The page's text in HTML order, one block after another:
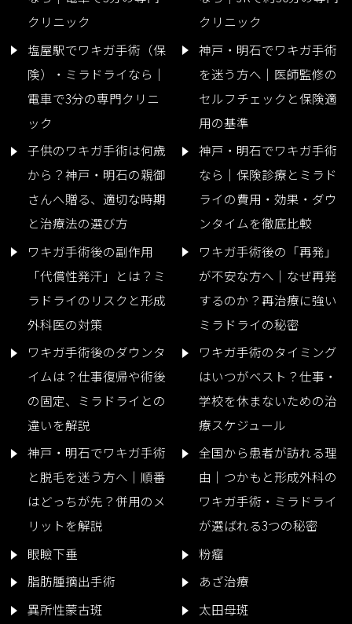
クリニック
クリニック
塩屋駅でワキガ手術（保
険）・ミラドライなら｜
電車で3分の専門クリニ
ック
神戸・明石でワキガ手術
を迷う方へ｜医師監修の
セルフチェックと保険適
用の基準
子供のワキガ手術は何歳
から？神戸・明石の親御
さんへ贈る、適切な時期
と治療法の選び方
神戸・明石でワキガ手術
なら｜保険診療とミラド
ライの費用・効果・ダウ
ンタイムを徹底比較
ワキガ手術後の副作用
「代償性発汗」とは？ミ
ラドライのリスクと形成
外科医の対策
ワキガ手術後の「再発」
が不安な方へ｜なぜ再発
するのか？再治療に強い
ミラドライの秘密
ワキガ手術後のダウンタ
イムは？仕事復帰や術後
の固定、ミラドライとの
違いを解説
ワキガ手術のタイミング
はいつがベスト？仕事・
学校を休まないための治
療スケジュール
神戸・明石でワキガ手術
と脱毛を迷う方へ｜順番
はどっちが先？併用のメ
リットを解説
全国から患者が訪れる理
由｜つかもと形成外科の
ワキガ手術・ミラドライ
が選ばれる3つの秘密
眼瞼下垂
粉瘤
脂肪腫摘出手術
あざ治療
異所性蒙古斑
太田母斑